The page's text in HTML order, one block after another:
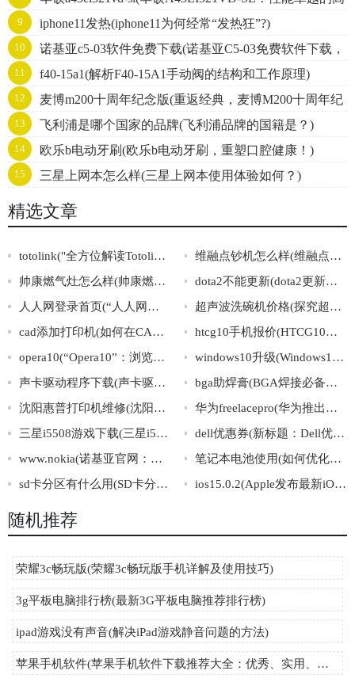
性价比笔记本电脑)
9 iphone11发热(iphone11为何经常“发热狂”?)
10
诺基亚c5-03软件免费下载(诺基亚C5-03免费软件下载，
种类丰富，快速安全！)
11 f40-15a1(解析F40-15A1手动阀的结构和工作原理)
12
麦博m200十周年纪念版(重返经典，麦博M200十周年纪
念版掀起音乐革命！)
13 飞利浦是哪个国家的品牌(飞利浦品牌的国籍是？)
14 欧乐b电动牙刷(欧乐b电动牙刷，重塑口腔健康！)
15 三星上网本怎么样(三星上网本使用体验如何？)
精选文章
totolink("全方位解读Totolink，一站式了解无线网络新时代")
维融点钞机怎么样(维融点钞机表现如何？)
帅康燃气灶怎么样(帅康燃气灶使用效果如何？)
dota2不能更新(dota2更新失败怎么办？)
人人网登录首页(“人人网登录首页”全方位讲解，快速掌握登录技巧)
超声波洗碗机价格(探究超声波洗碗机价格：品牌大全、购买注意事项一网打尽)
cad添加打印机(如何在CAD中添加打印机)
htcg10手机报价(HTCG10手机报价大全及最新价格)
opera10(“Opera10”：浏览器领域革新的代表)
windows10升级(Windows10升级攻略：零基础上手，轻松升级！)
声卡驱动程序下载(声卡驱动下载：全攻略汇总！)
bga助焊膏(BGA焊接必备：助焊膏使用指南)
沈阳惠普打印机维修(沈阳惠普打印机维修服务，专业快捷，值得信赖)
华为freelacepro(华为推出最新款FreelacePro耳机)
三星i5508游戏下载(三星i5508游戏下载大全推荐)
dell优惠券(新标题：Dell优惠券火热抢购，赶紧获取秒杀电脑好价！)
www.nokia(诺基亚官网：探寻手机科技的未来之路)
笔记本电池使用(如何优化笔记本电池使用，延长电池寿命)
sd卡分区有什么用(SD卡分区的作用及意义)
ios15.0.2(Apple发布最新iOS15.0.2系统，修复多项漏洞提升用户体验)
随机推荐
荣耀3c畅玩版(荣耀3c畅玩版手机详解及使用技巧)
3g平板电脑排行榜(最新3G平板电脑推荐排行榜)
ipad游戏没有声音(解决iPad游戏静音问题的方法)
苹果手机软件(苹果手机软件下载推荐大全：优秀、实用、必备)